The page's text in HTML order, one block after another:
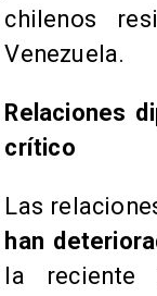
chilenos
Venezuela.
Relaciones
crítico
Las
han
la reciente